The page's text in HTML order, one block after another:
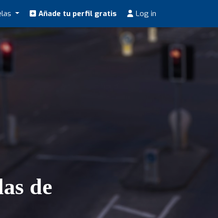
Añade tu perfil gratis Log in
de